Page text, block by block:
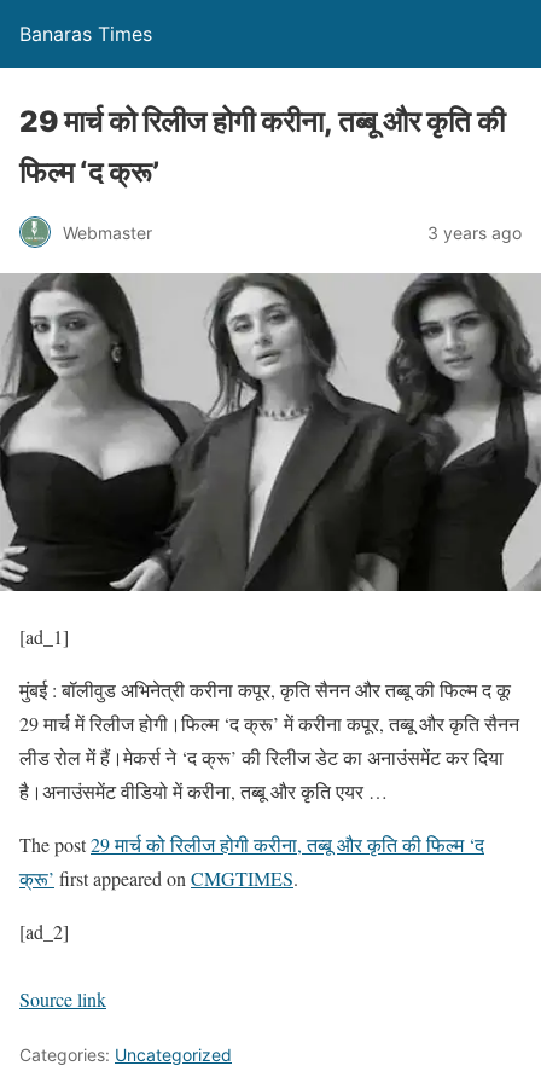
Banaras Times
29 मार्च को रिलीज होगी करीना, तब्बू और कृति की
फिल्म ‘द क्रू’
Webmaster 3 years ago
[ad_1]
मुंबई : बॉलीवुड अभिनेत्री करीना कपूर, कृति सैनन और तब्बू की फिल्म द कू
29 मार्च में रिलीज होगी।फिल्म ‘द क्रू’ में करीना कपूर, तब्बू और कृति सैनन
लीड रोल में हैं।मेकर्स ने ‘द क्रू’ की रिलीज डेट का अनाउंसमेंट कर दिया
है।अनाउंसमेंट वीडियो में करीना, तब्बू और कृति एयर …
The post29 मार्च को रिलीज होगी करीना, तब्बू और कृति की फिल्म ‘द
क्रू’ first appeared onCMGTIMES.
[ad_2]
Source link
Categories: Uncategorized